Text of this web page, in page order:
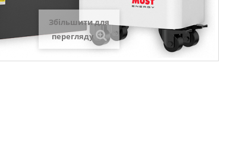
Збільшити для
перегляду